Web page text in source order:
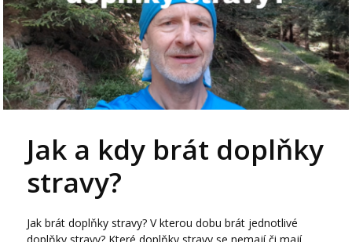
Jak a kdy brát doplňky
stravy?
Jak brát doplňky stravy? V kterou dobu brát jednotlivé